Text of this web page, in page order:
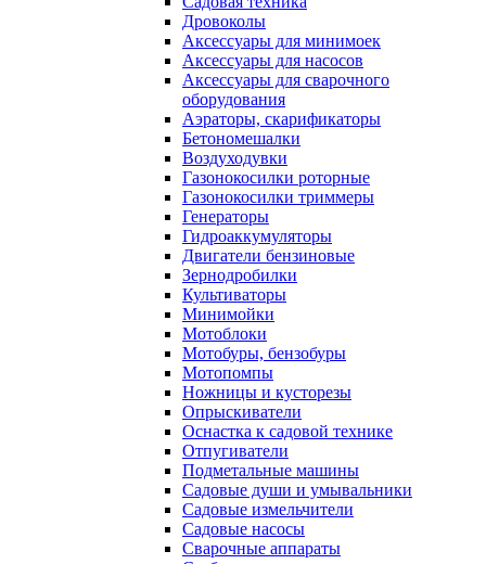
Дровоколы
Аксессуары для минимоек
Аксессуары для насосов
Аксессуары для сварочного
оборудования
Аэраторы, скарификаторы
Бетономешалки
Воздуходувки
Газонокосилки роторные
Газонокосилки триммеры
Генераторы
Гидроаккумуляторы
Двигатели бензиновые
Зернодробилки
Культиваторы
Минимойки
Мотоблоки
Мотобуры, бензобуры
Мотопомпы
Ножницы и кусторезы
Опрыскиватели
Оснастка к садовой технике
Отпугиватели
Подметальные машины
Садовые души и умывальники
Садовые измельчители
Садовые насосы
Сварочные аппараты